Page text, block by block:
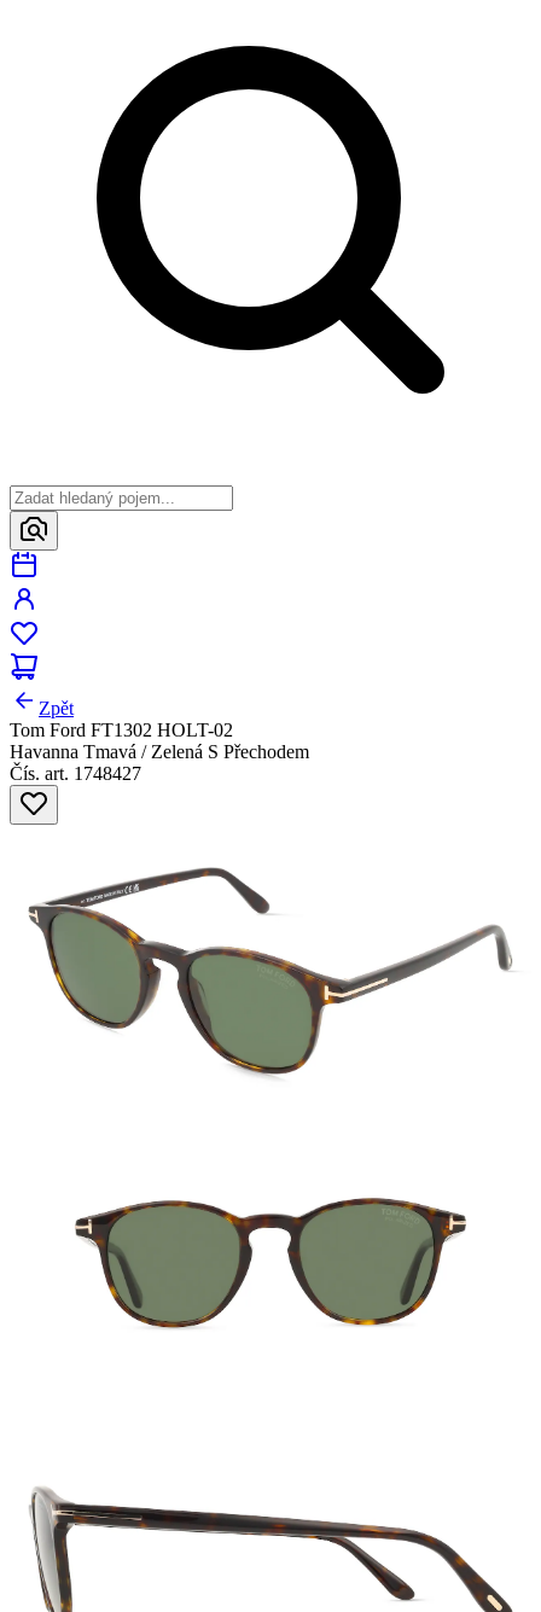
Zpět
Tom Ford FT1302 HOLT-02
Havanna Tmavá / Zelená S Přechodem
Čís. art. 1748427